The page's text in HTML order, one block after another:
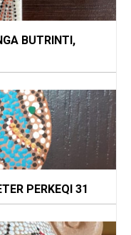
BUTRINTI,
PERKEQI 31